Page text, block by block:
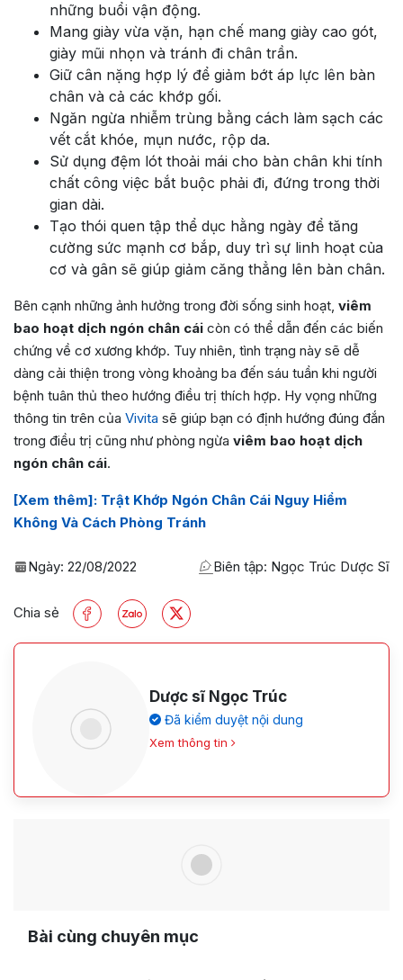
những buổi vận động.
Mang giày vừa vặn, hạn chế mang giày cao gót,
giày mũi nhọn và tránh đi chân trần.
Giữ cân nặng hợp lý để giảm bớt áp lực lên bàn
chân và cả các khớp gối.
Ngăn ngừa nhiễm trùng bằng cách làm sạch các
vết cắt khóe, mụn nước, rộp da.
Sử dụng đệm lót thoải mái cho bàn chân khi tính
chất công việc bắt buộc phải đi, đứng trong thời
gian dài.
Tạo thói quen tập thể dục hằng ngày để tăng
cường sức mạnh cơ bắp, duy trì sự linh hoạt của
cơ và gân sẽ giúp giảm căng thẳng lên bàn chân.
Bên cạnh những ảnh hưởng trong đời sống sinh hoạt, viêm
bao hoạt dịch ngón chân cái còn có thể dẫn đến các biến
chứng về cơ xương khớp. Tuy nhiên, tình trạng này sẽ dễ
dàng cải thiện trong vòng khoảng ba đến sáu tuần khi người
bệnh tuân thủ theo hướng điều trị thích hợp. Hy vọng những
thông tin trên của Vivita sẽ giúp bạn có định hướng đúng đắn
trong điều trị cũng như phòng ngừa viêm bao hoạt dịch
ngón chân cái.
[Xem thêm]: Trật Khớp Ngón Chân Cái Nguy Hiểm
Không Và Cách Phòng Tránh
Ngày: 22/08/2022 Biên tập: Ngọc Trúc Dược Sĩ
Chia sẻ
Dược sĩ Ngọc Trúc
Đã kiểm duyệt nội dung
Xem thông tin
Bài cùng chuyên mục